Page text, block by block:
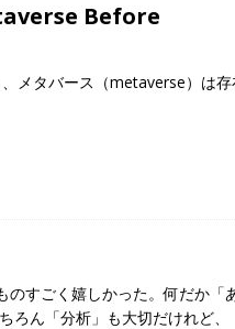
Before
メタバース（metaverse）は存
のすごく嬉しかった。何だか「
ろん「分析」も大切だけれど、